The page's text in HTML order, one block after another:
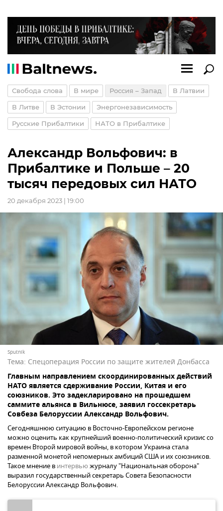
Свобода слова В мире Россия – Запад В Латвии
В Литве В Эстонии Энергонезависимость
Русские Прибалтики НАТО в Прибалтике
Александр Вольфович: в
Прибалтике и Польше – 20
тысяч передовых сил НАТО
20 декабря 2023 | 19:00
Sputnik
Тема: Спецоперация России по защите жителей Донбасса
Главным направлением скоординированных действий
НАТО является сдерживание России, Китая и его
союзников. Это задекларировано на прошедшем
саммите альянса в Вильнюсе, заявил госсекретарь
Совбеза Белоруссии Александр Вольфович.
Сегодняшнюю ситуацию в Восточно-Европейском регионе
можно оценить как крупнейший военно-политический кризис со
времен Второй мировой войны, в котором Украина стала
разменной монетой непомерных амбиций США и их союзников.
Такое мнение в интервью журналу "Национальная оборона"
выразил государственный секретарь Совета Безопасности
Белоруссии Александр Вольфович.